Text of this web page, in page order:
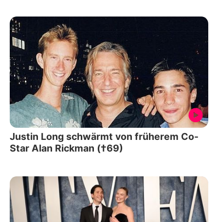
Justin Long schwärmt von früherem Co-
Star Alan Rickman (†69)